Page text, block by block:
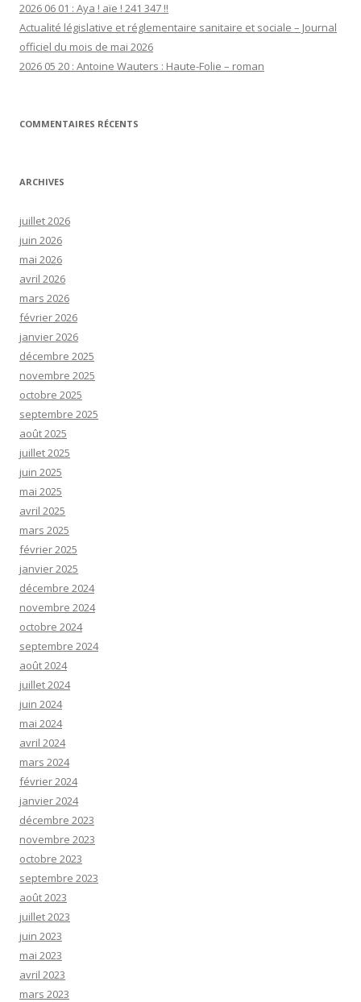
2026 06 01 : Aya ! aïe ! 241 347 !!
Actualité législative et réglementaire sanitaire et sociale – Journal
officiel du mois de mai 2026
2026 05 20 : Antoine Wauters : Haute-Folie – roman
COMMENTAIRES RÉCENTS
ARCHIVES
juillet 2026
juin 2026
mai 2026
avril 2026
mars 2026
février 2026
janvier 2026
décembre 2025
novembre 2025
octobre 2025
septembre 2025
août 2025
juillet 2025
juin 2025
mai 2025
avril 2025
mars 2025
février 2025
janvier 2025
décembre 2024
novembre 2024
octobre 2024
septembre 2024
août 2024
juillet 2024
juin 2024
mai 2024
avril 2024
mars 2024
février 2024
janvier 2024
décembre 2023
novembre 2023
octobre 2023
septembre 2023
août 2023
juillet 2023
juin 2023
mai 2023
avril 2023
mars 2023